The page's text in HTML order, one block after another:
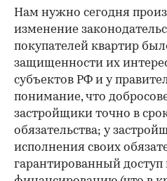
Нам нужно сегодня
изменение
покупателей квартир
защищенности их
субъектов РФ и у
понимание, что
застройщики точно в
обязательства; у
исполнения своих
гарантированный доступ